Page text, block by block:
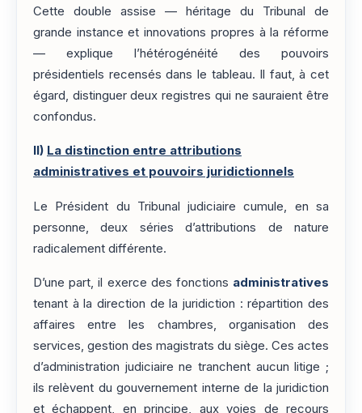
Cette double assise — héritage du Tribunal de
grande instance et innovations propres à la réforme
— explique l’hétérogénéité des pouvoirs
présidentiels recensés dans le tableau. Il faut, à cet
égard, distinguer deux registres qui ne sauraient être
confondus.
II) La distinction entre attributions
administratives et pouvoirs juridictionnels
Le Président du Tribunal judiciaire cumule, en sa
personne, deux séries d’attributions de nature
radicalement différente.
D’une part, il exerce des fonctions administratives
tenant à la direction de la juridiction : répartition des
affaires entre les chambres, organisation des
services, gestion des magistrats du siège. Ces actes
d’administration judiciaire ne tranchent aucun litige ;
ils relèvent du gouvernement interne de la juridiction
et échappent, en principe, aux voies de recours